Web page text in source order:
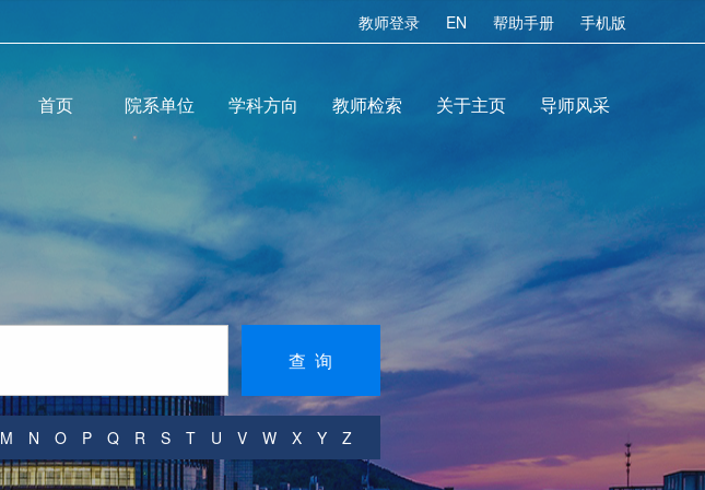
教师登录 EN 帮助手册 手机版
首页 院系单位 学科方向 教师检索 关于主页 导师风采
查 询
M N O P Q R S T U V W X Y Z